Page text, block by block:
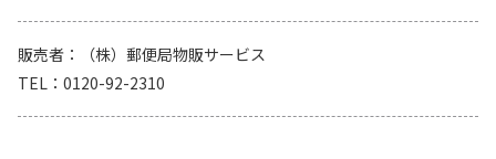
販売者
（株）郵便局物販サービス
TEL
0120-92-2310